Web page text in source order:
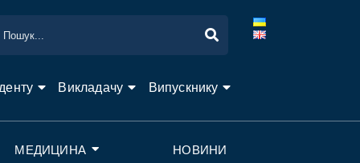
Викладачу Випускнику
МЕДИЦИНА НОВИНИ